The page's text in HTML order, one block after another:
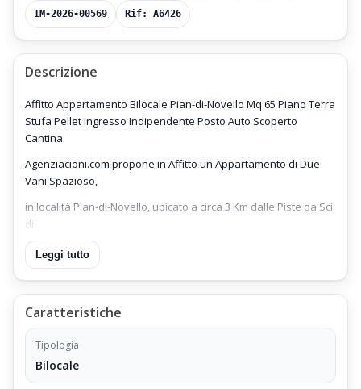
IM-2026-00569 Rif: A6426
Descrizione
Affitto Appartamento Bilocale Pian-di-Novello Mq 65 Piano Terra
Stufa Pellet Ingresso Indipendente Posto Auto Scoperto
Cantina.
Agenziacioni.com propone in Affitto un Appartamento di Due
Vani Spazioso,
in località Pian-di-Novello, ubicato a circa 3 Km dalle Piste da Sci
di
Abetone
costruzione,
corredato di Campo da tennis,
immerso e contornato da un Bosco di Faggi,
Leggi tutto
Caratteristiche
Tipologia
Bilocale